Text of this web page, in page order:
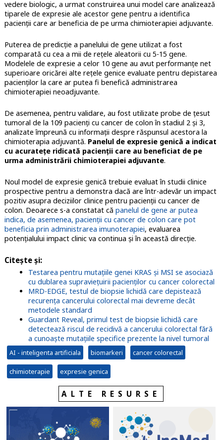
vedere biologic, a urmat construirea unui model care analizează
tiparele de expresie ale acestor gene pentru a identifica
pacienții care ar beneficia de pe urma chimioterapiei adjuvante.
Puterea de predicţie a panelului de gene utilizat a fost
comparată cu cea a mii de reţele aleatorii cu 5-15 gene.
Modelele de expresie a celor 10 gene au avut performanţe net
superioare oricărei alte reţele genice evaluate pentru depistarea
pacienţilor la care ar putea fi benefică administrarea
chimioterapiei neoadjuvante.
De asemenea, pentru validare, au fost utilizate probe de ţesut
tumoral de la 109 pacienţi cu cancerde colon în stadiul 2 și 3,
analizate împreună cu informații despre răspunsul acestora la
chimioterapia adjuvantă. Panelul de expresie genică a indicat
cu acurateţe ridicată pacienţii care au beneficiat de pe
urma administrării chimioterapiei adjuvante.
Noul model de expresie genică trebuie evaluat în studii clinice
prospective pentru a demonstra dacă are într-adevăr un impact
pozitiv asupra deciziilor clinice pentru pacienţii cu cancer de
colon. Deoarece s-a constatat că panelul de gene ar putea
indica, de asemenea, pacienţii cu cancer de colon care pot
beneficia prin administrarea imunoterapiei, evaluarea
potenţialului impact clinic va continua şi în această direcţie.
Citeşte şi:
Testarea pentru mutațiile genei KRAS şi MSI se asociază
cu dublarea supraviețuirii pacienților cu cancer colorectal
MRD-EDGE, testul de biopsie lichidă care depistează
recurența cancerului colorectal mai devreme decât
metodele standard
Guardant Reveal, primul test de biopsie lichidă care
detectează riscul de recidivă a cancerului colorectal fără
a cunoaște mutațiile specifice prezente la nivel tumoral
AI - inteligenta artificiala biomarkeri cancer colorectal
chimioterapie expresie genica
ALTE RESURSE